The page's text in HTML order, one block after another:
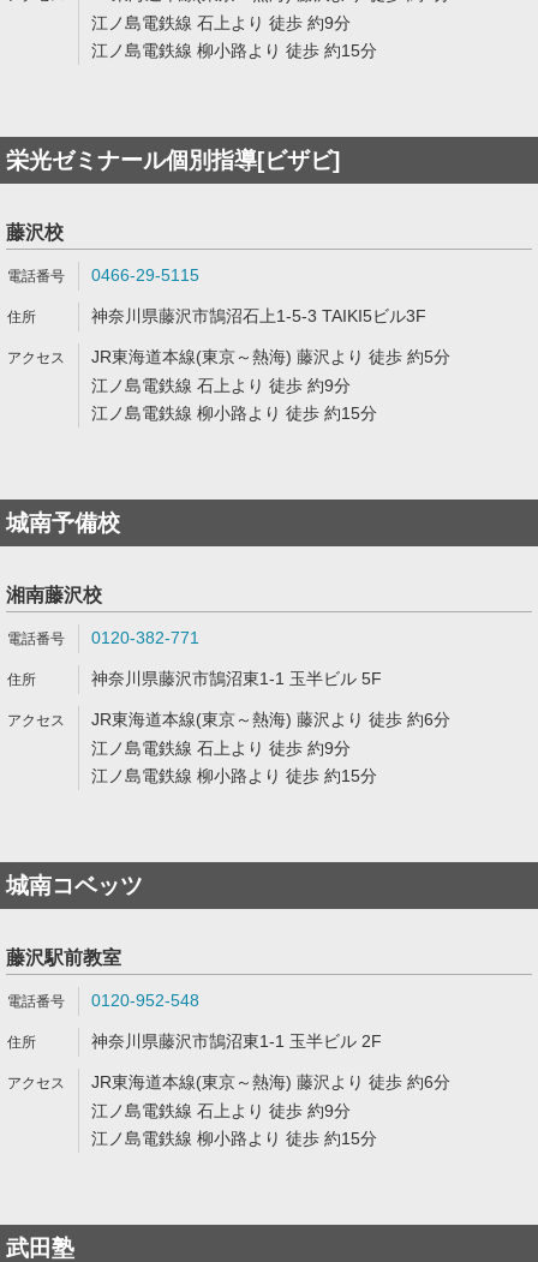
江ノ島電鉄線 石上より 徒歩 約9分
江ノ島電鉄線 柳小路より 徒歩 約15分
栄光ゼミナール個別指導[ビザビ]
藤沢校
0466-29-5115
神奈川県藤沢市鵠沼石上1-5-3 TAIKI5ビル3F
JR東海道本線(東京～熱海) 藤沢より 徒歩 約5分
江ノ島電鉄線 石上より 徒歩 約9分
江ノ島電鉄線 柳小路より 徒歩 約15分
城南予備校
湘南藤沢校
0120-382-771
神奈川県藤沢市鵠沼東1-1 玉半ビル 5F
JR東海道本線(東京～熱海) 藤沢より 徒歩 約6分
江ノ島電鉄線 石上より 徒歩 約9分
江ノ島電鉄線 柳小路より 徒歩 約15分
城南コベッツ
藤沢駅前教室
0120-952-548
神奈川県藤沢市鵠沼東1-1 玉半ビル 2F
JR東海道本線(東京～熱海) 藤沢より 徒歩 約6分
江ノ島電鉄線 石上より 徒歩 約9分
江ノ島電鉄線 柳小路より 徒歩 約15分
武田塾